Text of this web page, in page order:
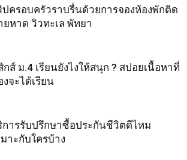
ปครอบครัวราบรื่นด้วยการจองห้องพักติด
ยหาด วิวทะเล พัทยา
ส์ ม.4 เรียนยังไงให้สนุก ? สปอยเนื้อหาที่
งจะได้เรียน
การรับปรึกษาซื้อประกันชีวิตดีไหม
มาะกับใครบ้าง